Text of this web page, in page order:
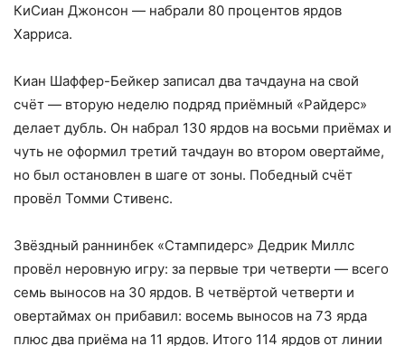
КиСиан Джонсон — набрали 80 процентов ярдов
Харриса.
Киан Шаффер-Бейкер записал два тачдауна на свой
счёт — вторую неделю подряд приёмный «Райдерс»
делает дубль. Он набрал 130 ярдов на восьми приёмах и
чуть не оформил третий тачдаун во втором овертайме,
но был остановлен в шаге от зоны. Победный счёт
провёл Томми Стивенс.
Звёздный раннинбек «Стампидерс» Дедрик Миллс
провёл неровную игру: за первые три четверти — всего
семь выносов на 30 ярдов. В четвёртой четверти и
овертаймах он прибавил: восемь выносов на 73 ярда
плюс два приёма на 11 ярдов. Итого 114 ярдов от линии